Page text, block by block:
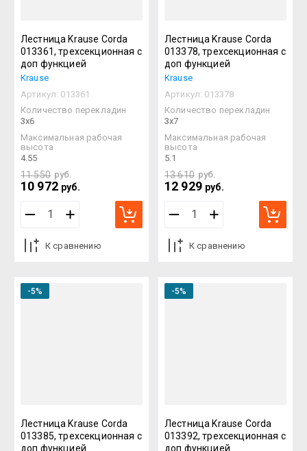
Лестница Krause Corda
013361, трехсекционная с
доп функцией
Krause
Артикул: 013361
Количество перекладин
3х6
Максимальная рабочая
высота
4.55
11 550 руб.
10 972 руб.
К сравнению
Лестница Krause Corda
013378, трехсекционная с
доп функцией
Krause
Артикул: 013378
Количество перекладин
3х7
Максимальная рабочая
высота
5.1
13 610 руб.
12 929 руб.
К сравнению
-5%
Лестница Krause Corda
013385, трехсекционная с
доп функцией
-5%
Лестница Krause Corda
013392, трехсекционная с
доп функцией